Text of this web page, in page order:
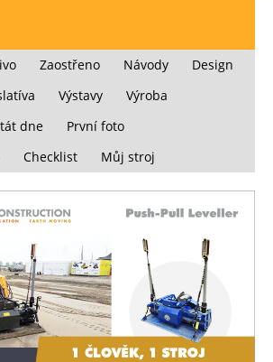
Zaostřeno Návody
Design
Výstavy
Výroba
dne
První foto
Checklist Můj stroj